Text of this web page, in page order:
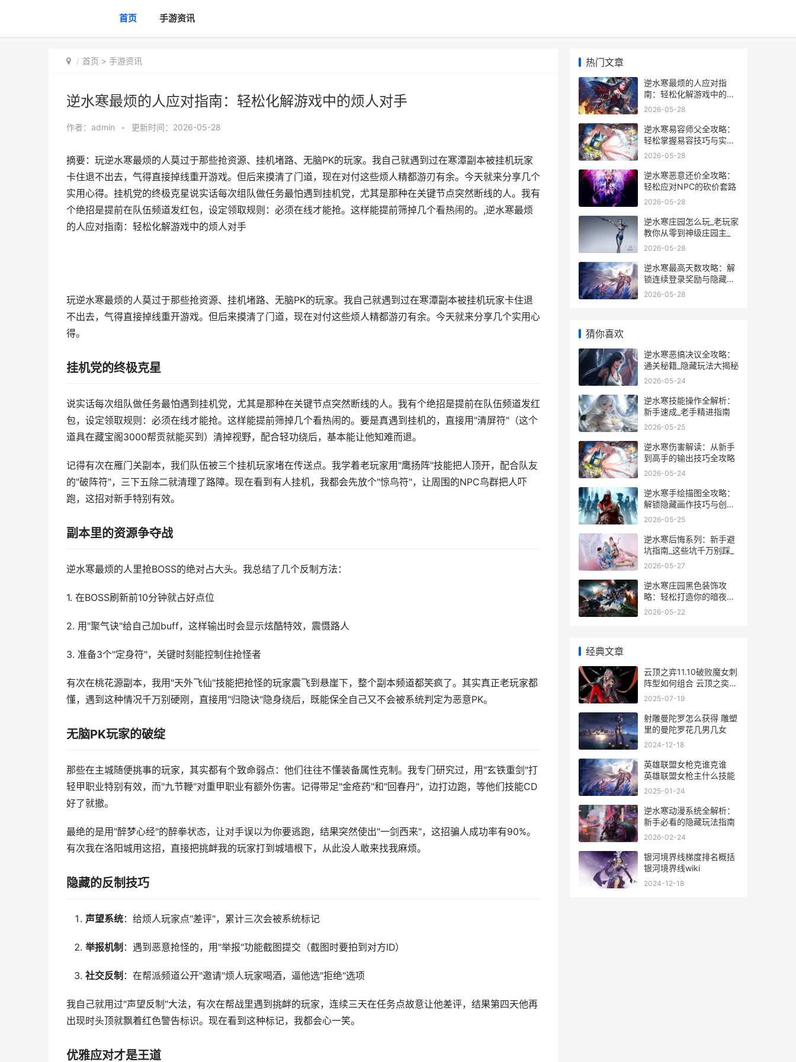
首页 手游资讯
首页 > 手游资讯
逆水寒最烦的人应对指南：轻松化解游戏中的烦人对手
作者： admin • 更新时间：2026-05-28
摘要：玩逆水寒最烦的人莫过于那些抢资源、挂机堵路、无脑PK的玩家。我自己就遇到过在寒潭副本被挂机玩家
卡住退不出去，气得直接掉线重开游戏。但后来摸清了门道，现在对付这些烦人精都游刃有余。今天就来分享几个
实用心得。挂机党的终极克星说实话每次组队做任务最怕遇到挂机党，尤其是那种在关键节点突然断线的人。我有
个绝招是提前在队伍频道发红包，设定领取规则：必须在线才能抢。这样能提前筛掉几个看热闹的。,逆水寒最烦
的人应对指南：轻松化解游戏中的烦人对手
玩逆水寒最烦的人莫过于那些抢资源、挂机堵路、无脑PK的玩家。我自己就遇到过在寒潭副本被挂机玩家卡住退
不出去，气得直接掉线重开游戏。但后来摸清了门道，现在对付这些烦人精都游刃有余。今天就来分享几个实用心
得。
挂机党的终极克星
说实话每次组队做任务最怕遇到挂机党，尤其是那种在关键节点突然断线的人。我有个绝招是提前在队伍频道发红
包，设定领取规则：必须在线才能抢。这样能提前筛掉几个看热闹的。要是真遇到挂机的，直接用"清屏符"（这个
道具在藏宝阁3000帮贡就能买到）清掉视野，配合轻功绕后，基本能让他知难而退。
记得有次在雁门关副本，我们队伍被三个挂机玩家堵在传送点。我学着老玩家用"鹰扬阵"技能把人顶开，配合队友
的"破阵符"，三下五除二就清理了路障。现在看到有人挂机，我都会先放个"惊鸟符"，让周围的NPC鸟群把人吓
跑，这招对新手特别有效。
副本里的资源争夺战
逆水寒最烦的人里抢BOSS的绝对占大头。我总结了几个反制方法：
1. 在BOSS刷新前10分钟就占好点位
2. 用"聚气诀"给自己加buff，这样输出时会显示炫酷特效，震慑路人
3. 准备3个"定身符"，关键时刻能控制住抢怪者
有次在桃花源副本，我用"天外飞仙"技能把抢怪的玩家震飞到悬崖下，整个副本频道都笑疯了。其实真正老玩家都
懂，遇到这种情况千万别硬刚，直接用"归隐诀"隐身绕后，既能保全自己又不会被系统判定为恶意PK。
无脑PK玩家的破绽
那些在主城随便挑事的玩家，其实都有个致命弱点：他们往往不懂装备属性克制。我专门研究过，用"玄铁重剑"打
轻甲职业特别有效，而"九节鞭"对重甲职业有额外伤害。记得带足"金疮药"和"回春丹"，边打边跑，等他们技能CD
好了就撤。
最绝的是用"醉梦心经"的醉拳状态，让对手误以为你要逃跑，结果突然使出"一剑西来"，这招骗人成功率有90%。
有次我在洛阳城用这招，直接把挑衅我的玩家打到城墙根下，从此没人敢来找我麻烦。
隐藏的反制技巧
声望系统：给烦人玩家点"差评"，累计三次会被系统标记
举报机制 ：遇到恶意抢怪的，用"举报"功能截图提交（截图时要拍到对方ID）
社交反制 ：在帮派频道公开"邀请"烦人玩家喝酒，逼他选"拒绝"选项
我自己就用过"声望反制"大法，有次在帮战里遇到挑衅的玩家，连续三天在任务点故意让他差评，结果第四天他再
出现时头顶就飘着红色警告标识。现在看到这种标记，我都会心一笑。
优雅应对才是王道
热门文章
逆水寒最烦的人应对指
南：轻松化解游戏中的烦
人对手
2026-05-28
逆水寒易容师父全攻略：
轻松掌握易容技巧与实战
经验分享
2026-05-28
逆水寒恶意还价全攻略：
轻松应对NPC的砍价套路
2026-05-28
逆水寒庄园怎么玩_老玩家
教你从零到神级庄园主_
2026-05-28
逆水寒最高天数攻略：解
锁连续登录奖励与隐藏福
利
2026-05-28
猜你喜欢
逆水寒恶搞决议全攻略：
通关秘籍_隐藏玩法大揭秘
2026-05-24
逆水寒技能操作全解析：
新手速成_老手精进指南
2026-05-25
逆水寒伤害解读：从新手
到高手的输出技巧全攻略
2026-05-24
逆水寒手绘描图全攻略：
解锁隐藏画作技巧与创作
心得
2026-05-25
逆水寒后悔系列：新手避
坑指南_这些坑千万别踩_
2026-05-27
逆水寒庄园黑色装饰攻
略：轻松打造你的暗夜秘
境
2026-05-22
经典文章
云顶之弈11.10破败魔女刺
阵型如何组合 云顶之奕破
解
2025-07-19
射雕曼陀罗怎么获得 雕塑
里的曼陀罗花几男几女
2024-12-18
英雄联盟女枪克谁克谁
英雄联盟女枪主什么技能
2025-01-24
逆水寒动漫系统全解析：
新手必看的隐藏玩法指南
2026-02-24
银河境界线梯度排名概括
银河境界线wiki
2024-12-18